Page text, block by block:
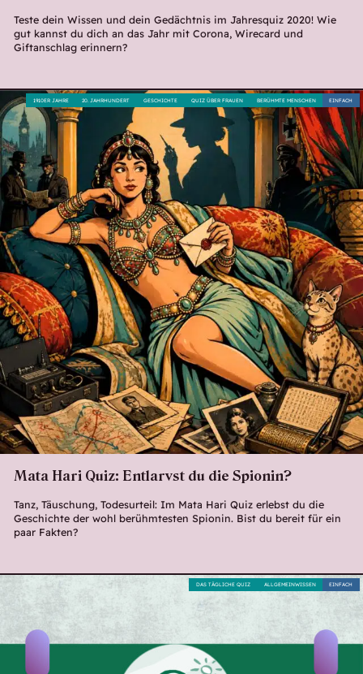
Teste dein Wissen und dein Gedächtnis im Jahresquiz 2020! Wie
gut kannst du dich an das Jahr mit Corona, Wirecard und
Giftanschlag erinnern?
Mata Hari Quiz: Entlarvst du die Spionin?
Tanz, Täuschung, Todesurteil: Im Mata Hari Quiz erlebst du die
Geschichte der wohl berühmtesten Spionin. Bist du bereit für ein
paar Fakten?
EINFACH
BERÜHMTE MENSCHEN
QUIZ ÜBER FRAUEN
GESCHICHTE
20. JAHRHUNDERT
1910ER JAHRE
EINFACH
ALLGEMEINWISSEN
DAS TÄGLICHE QUIZ